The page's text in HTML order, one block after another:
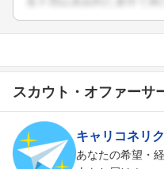
スカウト・オファーサ
キャリコネリ
あなたの希望・